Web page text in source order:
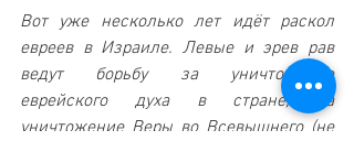
Вот уже несколько лет идёт раскол
евреев в Израиле. Левые и эрев рав
ведут борьбу за уничтожение
еврейского духа в стране, за
уничтожение Веры во Всевышнего (не